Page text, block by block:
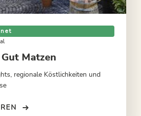
Matzen
regionale Köstlichkeiten und